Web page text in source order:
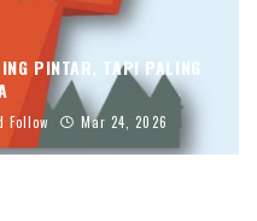
PINTAR, TAPI PALING
Follow Mar 24, 2026